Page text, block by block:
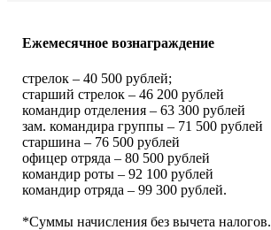
Ежемесячное вознаграждение
стрелок – 40 500 рублей;
старший стрелок – 46 200 рублей
командир отделения – 63 300 рублей
зам. командира группы – 71 500 рублей
старшина – 76 500 рублей
офицер отряда – 80 500 рублей
командир роты – 92 100 рублей
командир отряда – 99 300 рублей.
*Суммы начисления без вычета налогов.